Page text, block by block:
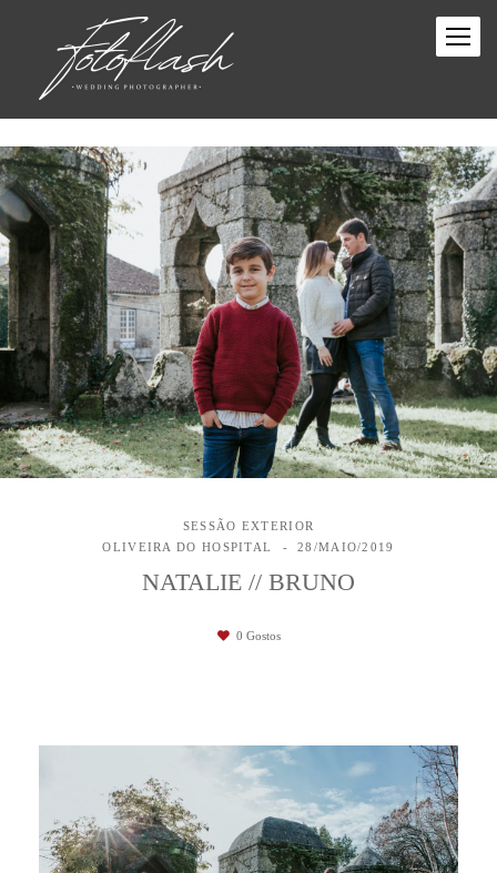
SESSÃO EXTERIOR
OLIVEIRA DO HOSPITAL
28/MAIO/2019
NATALIE // BRUNO
0 Gostos